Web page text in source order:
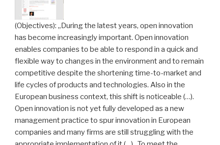
(Objectives): „During the latest years, open innovation
has become increasingly important. Open innovation
enables companies to be able to respond in a quick and
flexible way to changes in the environment and to remain
competitive despite the shortening time-to-market and
life cycles of products and technologies. Also in the
European business context, this shift is noticeable (…).
Open innovation is not yet fully developed as a new
management practice to spur innovation in European
companies and many firms are still struggling with the